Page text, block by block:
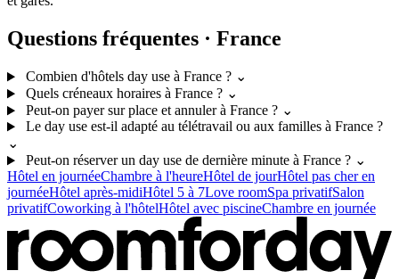
Questions fréquentes · France
Combien d'hôtels day use à France ? ⌄
Quels créneaux horaires à France ? ⌄
Peut-on payer sur place et annuler à France ? ⌄
Le day use est-il adapté au télétravail ou aux familles à France ?
⌄
Peut-on réserver un day use de dernière minute à France ? ⌄
Hôtel en journéeChambre à l'heureHôtel de jourHôtel pas cher en
journéeHôtel après-midiHôtel 5 à 7Love roomSpa privatifSalon
privatifCoworking à l'hôtelHôtel avec piscineChambre en journée